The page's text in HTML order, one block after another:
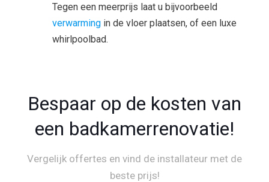
Tegen een meerprijs laat u bijvoorbeeld
verwarmingin de vloer plaatsen, of een luxe
whirlpoolbad.
Bespaar op de kosten van
een badkamerrenovatie!
Vergelijk offertes en vind de installateur met de
beste prijs!